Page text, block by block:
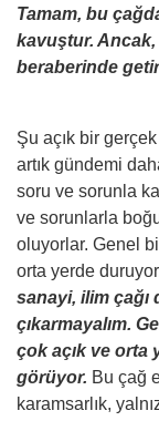
Tamam, bu
kavuştur.
beraberinde
Şu açık bir
artık gündemi
soru ve sorunla
ve sorunlarla
oluyorlar. Genel
orta yerde duruyor
sanayi, ilim çağı
çıkarmayalım.
çok açık ve orta
görüyor. Bu çağ
karamsarlık,